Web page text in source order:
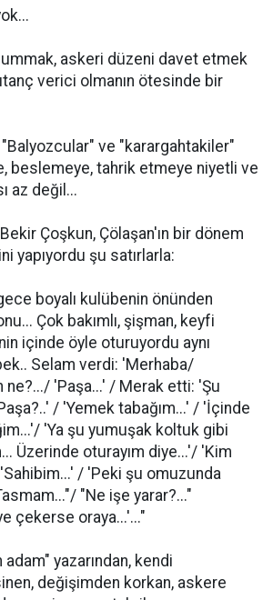
askeri düzeni davet etmek
verici olmanın ötesinde bir
ve "karargahtakiler"
beslemeye, tahrik etmeye niyetli ve
az değil...
Çoşkun, Çölaşan'ın bir dönem
yapıyordu şu satırlarla:
boyalı kulübenin önünden
Çok bakımlı, şişman, keyfi
içinde öyle oturuyordu aynı
Selam verdi: 'Merhaba/
ne?.../ 'Paşa...' / Merak etti: 'Şu
/ 'Yemek tabağım...' / 'İçinde
'Ya şu yumuşak koltuk gibi
Üzerinde oturayım diye...'/ 'Kim
/ 'Peki şu omuzunda
"Ne işe yarar?..."
çekerse oraya...'..."
adam" yazarından, kendi
değişimden korkan, askere